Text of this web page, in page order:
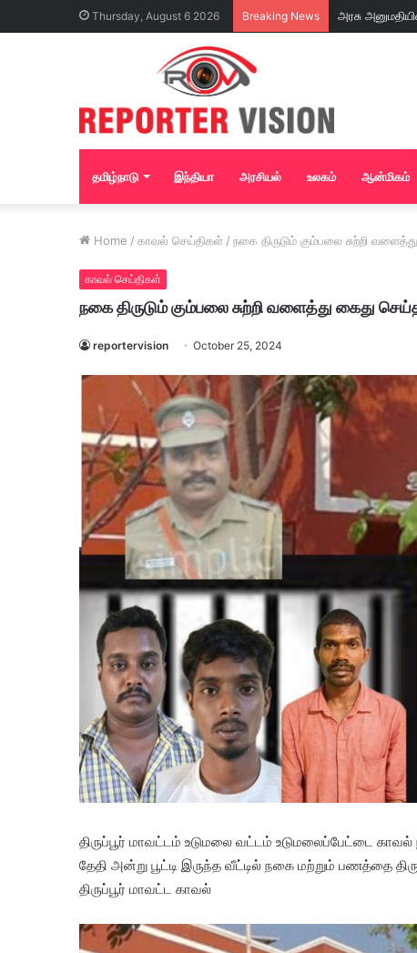
Thursday, August 6 2026 Breaking News
தமிழ்நாடு இந்தியா அரசியல் உலகம் ஆன்மிகம்
Home / காவல் செய்திகள் / நகை திருடும் கும்பலை சுற்றி
காவல் செய்திகள்
நகை திருடும் கும்பலை சுற்றி வளைத்து கைது
reportervision October 25, 2024
திருப்பூர் மாவட்டம் உடுமலை வட்டம் உடுமலைப்பேட்டை
தேதி அன்று பூட்டி இருந்த வீட்டில் நகை மற்றும் பணத்தை
திருப்பூர் மாவட்ட காவல்